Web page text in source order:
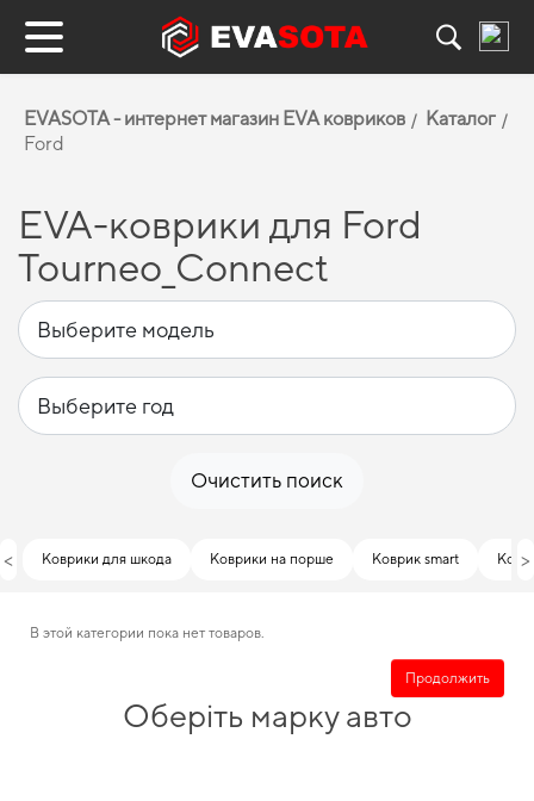
EVASOTA - интернет магазин EVA ковриков
Каталог
Ford
EVA-коврики для Ford
Tourneo_Connect
Очистить поиск
< Коврики для шкода Коврики на порше Коврик smart >
В этой категории пока нет товаров.
Продолжить